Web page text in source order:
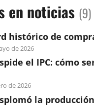
en noticias (9)
histórico de
de 2026
el IPC: cómo
de 2026
la